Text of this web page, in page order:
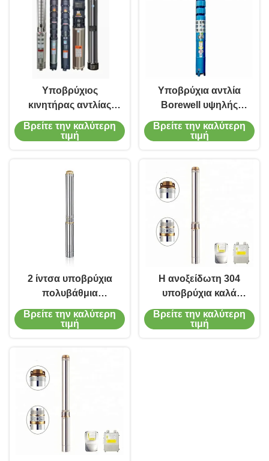
Υποβρύχιος
κινητήρας αντλίας
πηγάδι
ενσωματωμένος με
αντλία
Βρείτε την καλύτερη
τιμή
Υποβρύχια αντλία
Borewell υψηλής
αποδοτικότητας για
την πρότυπη QJ
Βρείτε την καλύτερη
τιμή
2 ίντσα υποβρύχια
πολυβάθμια
υποβρύχια αντλία
αντλιών Borewell 3,5
Βρείτε την καλύτερη
τιμή
Η ανοξείδωτη 304
υποβρύχια καλά
αντλία αντλιών 3hp
Borewell υποβρύχια
Βρείτε την καλύτερη
τιμή